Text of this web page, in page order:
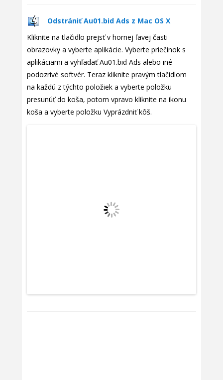
Odstrániť Au01.bid Ads z Mac OS X
Kliknite na tlačidlo prejsť v hornej ľavej časti
obrazovky a vyberte aplikácie. Vyberte priečinok s
aplikáciami a vyhľadať Au01.bid Ads alebo iné
podozrivé softvér. Teraz kliknite pravým tlačidlom
na každú z týchto položiek a vyberte položku
presunúť do koša, potom vpravo kliknite na ikonu
koša a vyberte položku Vyprázdniť kôš.